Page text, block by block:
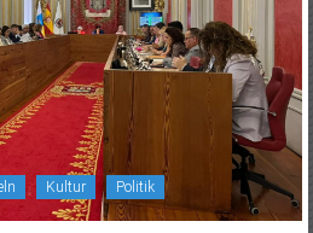
Kultur Politik